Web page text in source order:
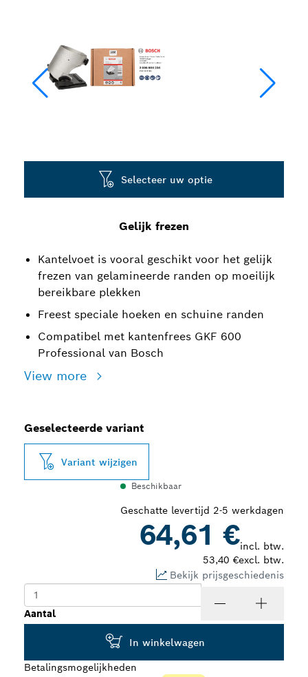
Gelijk frezen
Kantelvoet is vooral geschikt voor het gelijk
frezen van gelamineerde randen op moeilijk
bereikbare plekken
Freest speciale hoeken en schuine randen
Compatibel met kantenfrees GKF 600
Professional van Bosch
View more
Selecteer uw optie
Geselecteerde variant
Variant wijzigen
Beschikbaar
Geschatte levertijd 2-5 werkdagen
64,61 €incl. btw.
53,40 €excl. btw.
Bekijk prijsgeschiedenis
Aantal
In winkelwagen
Betalingsmogelijkheden